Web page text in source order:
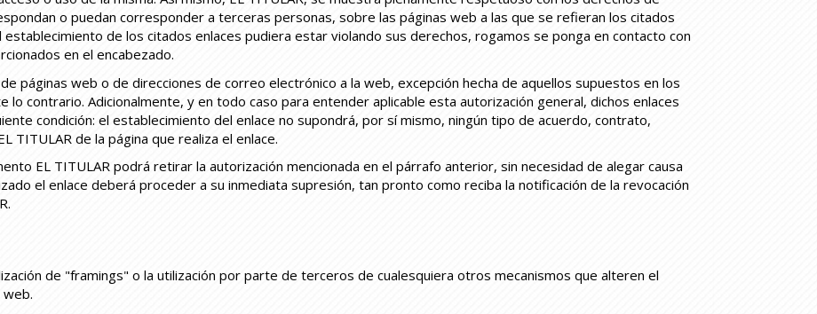
o puedan corresponder a terceras personas, sobre las páginas web a las que se refieran los citados
de los citados enlaces pudiera estar violando sus derechos, rogamos se ponga en contacto con
en el encabezado.
páginas web o de direcciones de correo electrónico a la web, excepción hecha de aquellos supuestos en los
lo contrario. Adicionalmente, y en todo caso para entender aplicable esta autorización general, dichos enlaces
condición: el establecimiento del enlace no supondrá, por sí mismo, ningún tipo de acuerdo, contrato,
TITULAR de la página que realiza el enlace.
EL TITULAR podrá retirar la autorización mencionada en el párrafo anterior, sin necesidad de alegar causa
el enlace deberá proceder a su inmediata supresión, tan pronto como reciba la notificación de la revocación
de "framings" o la utilización por parte de terceros de cualesquiera otros mecanismos que alteren el